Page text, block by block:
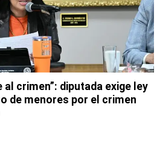
al crimen”: diputada exige ley
de menores por el crimen